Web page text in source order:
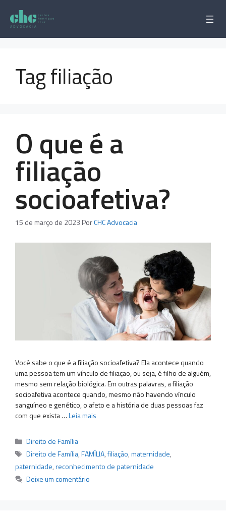
para
conteúdo
Tag filiação
O que é a
filiação
socioafetiva?
15 de março de 2023 PorCHC Advocacia
Você sabe o que é a filiação socioafetiva? Ela acontece quando
uma pessoa tem um vínculo de filiação, ou seja, é filho de alguém,
mesmo sem relação biológica. Em outras palavras, a filiação
socioafetiva acontece quando, mesmo não havendo vínculo
sanguíneo e genético, o afeto e a história de duas pessoas faz
com que exista …Leia mais
Categorias
Direito de Família
Tags
Direito de Família,FAMÍLIA,filiação,maternidade,
paternidade,reconhecimento de paternidade
Deixe um comentário